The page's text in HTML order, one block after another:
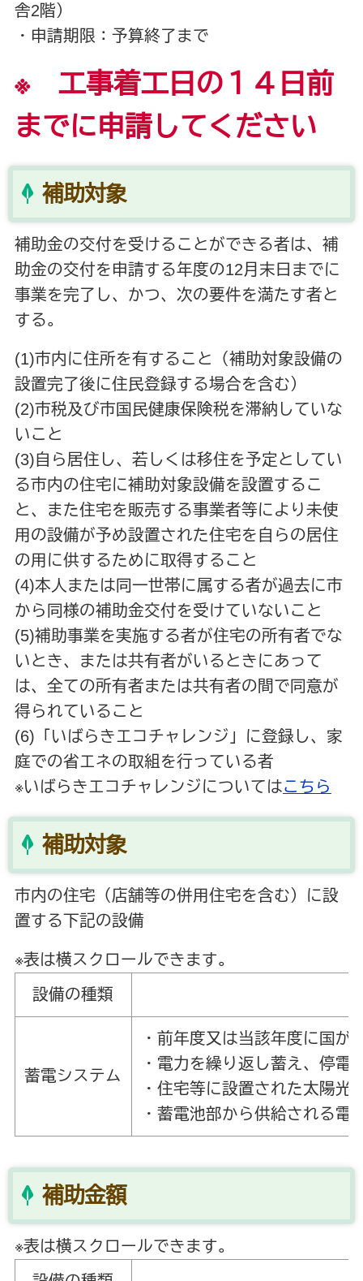
舎2階）
・申請期限：予算終了まで
※ 工事着工日の１４日前
までに申請してください
補助対象
補助金の交付を受けることができる者は、補
助金の交付を申請する年度の12月末日までに
事業を完了し、かつ、次の要件を満たす者と
する。
(1)市内に住所を有すること（補助対象設備の
設置完了後に住民登録する場合を含む）
(2)市税及び市国民健康保険税を滞納していな
いこと
(3)自ら居住し、若しくは移住を予定としてい
る市内の住宅に補助対象設備を設置するこ
と、また住宅を販売する事業者等により未使
用の設備が予め設置された住宅を自らの居住
の用に供するために取得すること
(4)本人または同一世帯に属する者が過去に市
から同様の補助金交付を受けていないこと
(5)補助事業を実施する者が住宅の所有者でな
いとき、または共有者がいるときにあって
は、全ての所有者または共有者の間で同意が
得られていること
(6)「いばらきエコチャレンジ」に登録し、家
庭での省エネの取組を行っている者
※いばらきエコチャレンジについてはこちら
補助対象
市内の住宅（店舗等の併用住宅を含む）に設
置する下記の設備
※表は横スクロールできます。
設備の種類
蓄電システム
・前年度又は当該年度に国
・電力を繰り返し蓄え、停
・住宅等に設置された太陽
・蓄電池部から供給される
補助金額
※表は横スクロールできます。